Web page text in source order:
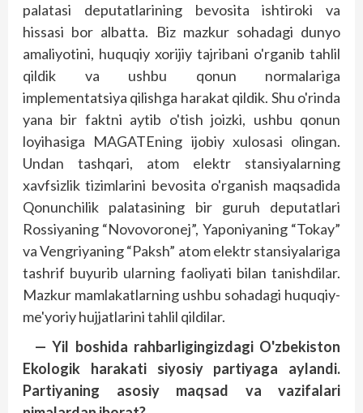
palatasi deputatlarining bevosita ishtiroki va
hissasi bor albatta. Biz mazkur sohadagi dunyo
amaliyotini, huquqiy xorijiy tajribani o'rganib tahlil
qildik va ushbu qonun normalariga
implementatsiya qilishga harakat qildik. Shu o'rinda
yana bir faktni aytib o'tish joizki, ushbu qonun
loyihasiga MAGATEning ijobiy xulosasi olingan.
Undan tashqari, atom elektr stansiyalarning
xavfsizlik tizimlarini bevosita o'rganish maqsadida
Qonunchilik palatasining bir guruh deputatlari
Rossiyaning “Novovoronej”, Yaponiyaning “Tokay”
va Vengriyaning “Paksh” atom elektr stansiyalariga
tashrif buyurib ularning faoliyati bilan tanishdilar.
Mazkur mamlakatlarning ushbu sohadagi huquqiy-
me'yoriy hujjatlarini tahlil qildilar.
— Yil boshida rahbarligingizdagi O'zbekiston
Ekologik harakati siyosiy partiyaga aylandi.
Partiyaning asosiy maqsad va vazifalari